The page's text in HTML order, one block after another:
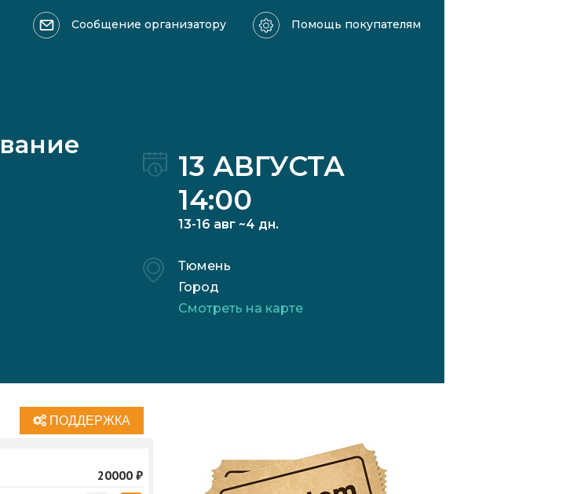
Сообщение организатору Помощь покупателям
13 АВГУСТА
14:00
13-16 авг ~4 дн.
Тюмень
Город
Смотреть на карте
ПОДДЕРЖКА